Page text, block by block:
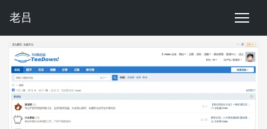
老吕